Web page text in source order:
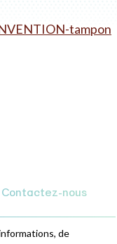
tampon
Contactez-nous
de